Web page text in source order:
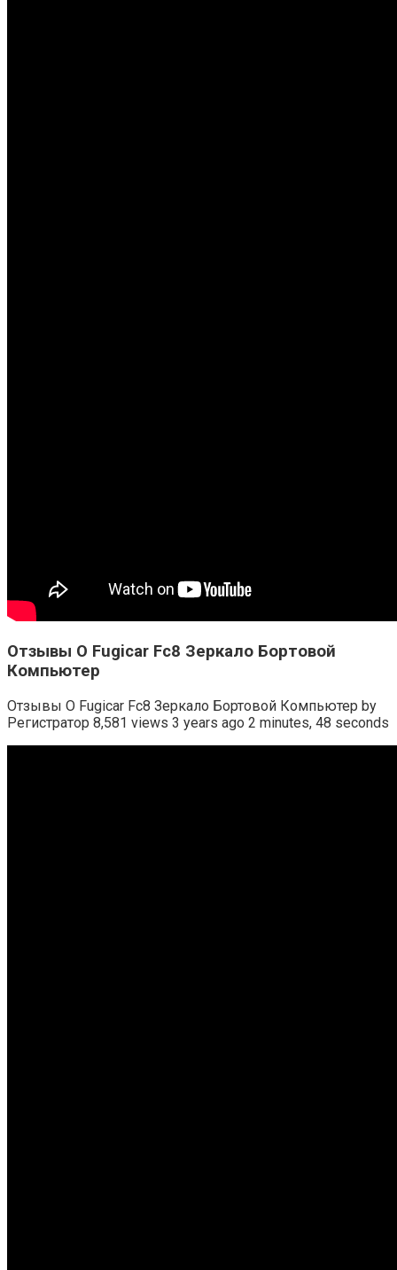
Отзывы О Fugicar Fc8 Зеркало Бортовой
Компьютер
Отзывы О Fugicar Fc8 Зеркало Бортовой Компьютер by
Регистратор 8,581 views 3 years ago 2 minutes, 48 seconds